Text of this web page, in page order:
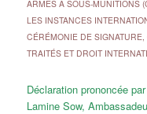
ARMES À SOUS-MUNITIONS
LES INSTANCES
CÉRÉMONIE DE SIGNATURE,
TRAITÉS ET DROIT
Déclaration prononcée
Lamine Sow,